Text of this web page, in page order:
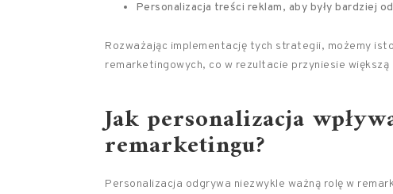
Personalizacja treści reklam, aby były bardziej
Rozważając implementację tych strategii, możemy
remarketingowych, co w rezultacie przyniesie
Jak personalizacja
remarketingu?
Personalizacja odgrywa niezwykle ważną rolę w